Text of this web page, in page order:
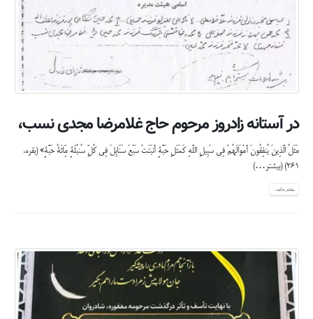
در آستانه زادروز مرحوم حاج غلامرضا مجدی نسب،
مَثَلُ الَّذِینَ یُنفِقُونَ أَمْوَالَهُمْ فِی سَبِیلِ اللَّهِ کَمَثَلِ حَبَّةٍ أَنبَتَتْ سَبْعَ سَنَابِلَ فِی کُلِّ سُنبُلَةٍ مِّائَةُ حَبَّةٍ» (بقره،
۲۶۱) (بیشتر…)
بیشتر بدانید...